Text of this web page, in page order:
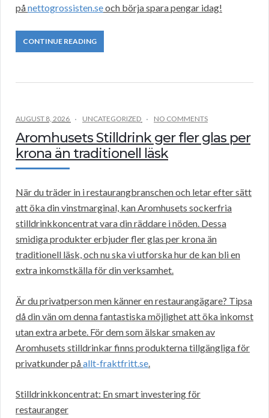
pånettogrossisten.seoch börja spara pengar idag!
CONTINUE READING
AUGUST 8, 2026 UNCATEGORIZED NO COMMENTS
Aromhusets Stilldrink ger fler glas per
krona än traditionell läsk
När du träder in i restaurangbranschen och letar efter sätt
att öka din vinstmarginal, kan Aromhusets sockerfria
stilldrinkkoncentrat vara din räddare i nöden. Dessa
smidiga produkter erbjuder fler glas per krona än
traditionell läsk, och nu ska vi utforska hur de kan bli en
extra inkomstkälla för din verksamhet.
Är du privatperson men känner en restaurangägare? Tipsa
då din vän om denna fantastiska möjlighet att öka inkomst
utan extra arbete. För dem som älskar smaken av
Aromhusets stilldrinkar finns produkterna tillgängliga för
privatkunder påallt-fraktfritt.se.
Stilldrinkkoncentrat: En smart investering för
restauranger